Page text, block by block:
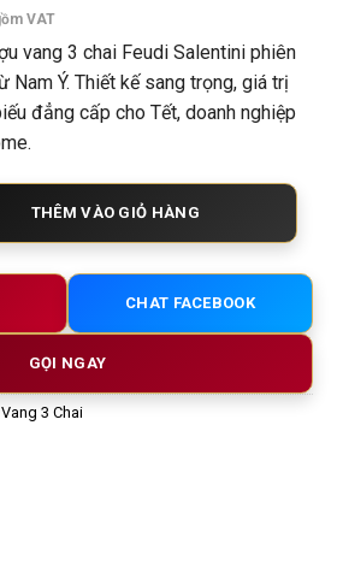
VAT
vang 3 chai Feudi Salentini phiên
Nam Ý. Thiết kế sang trọng, giá trị
đẳng cấp cho Tết, doanh nghiệp
Feudi Salentini 01 | Quà biếu sang
THÊM VÀO GIỎ HÀNG
CHAT FACEBOOK
GỌI NGAY
3 Chai